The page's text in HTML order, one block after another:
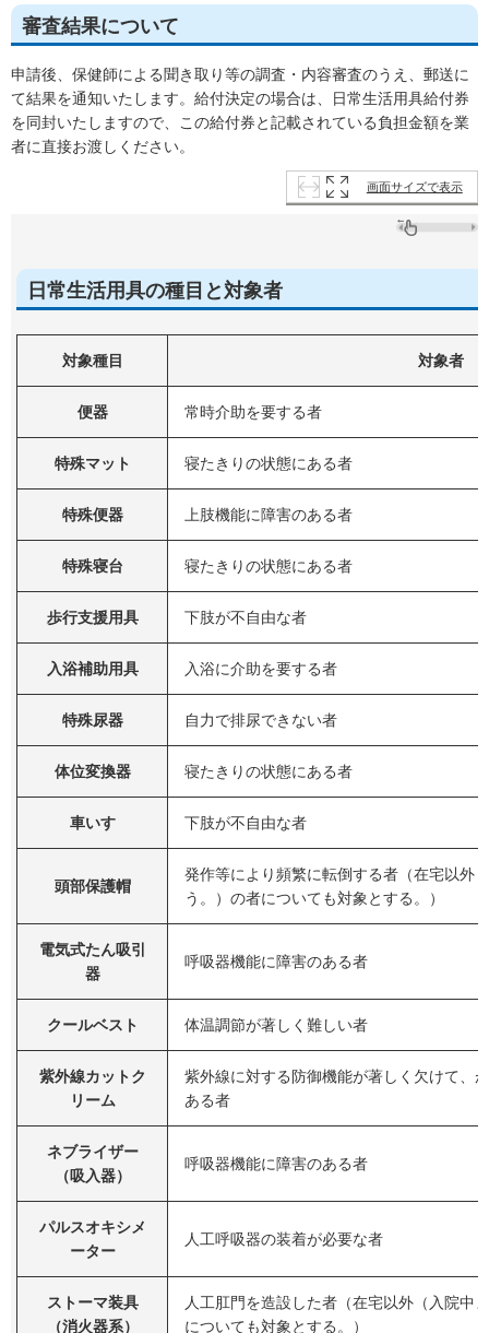
審査結果について
申請後、保健師による聞き取り等の調査・内容審査のうえ、郵送に
て結果を通知いたします。給付決定の場合は、日常生活用具給付券
を同封いたしますので、この給付券と記載されている負担金額を業
者に直接お渡しください。
画面サイズで表示
日常生活用具の種目と対象者
対象種目 対象者
便器 常時介助を要する者
特殊マット 寝たきりの状態にある者
特殊便器 上肢機能に障害のある者
特殊寝台 寝たきりの状態にある者
歩行支援用具 下肢が不自由な者
入浴補助用具 入浴に介助を要する者
特殊尿器 自力で排尿できない者
体位変換器 寝たきりの状態にある者
車いす 下肢が不自由な者
頭部保護帽
発作等により頻繁に転倒する者（在宅以外
う。）の者についても対象とする。）
電気式たん吸引
器
呼吸器機能に障害のある者
クールベスト 体温調節が著しく難しい者
紫外線カットク
リーム
紫外線に対する防御機能が著しく欠けて、
ある者
ネブライザー
（吸入器）
呼吸器機能に障害のある者
パルスオキシメ
ーター
人工呼吸器の装着が必要な者
ストーマ装具
（消火器系）
人工肛門を造設した者（在宅以外（入院中
についても対象とする。）